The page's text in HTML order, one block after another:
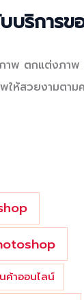
บริการข
าพ ตกแต่งภา
ให้สวยงามตาม
ค้าออนไลน์